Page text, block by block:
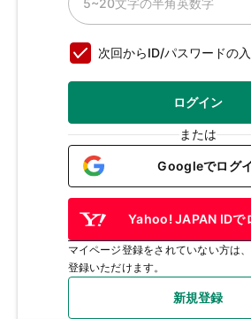
次回からID/パスワードの
ログイン
または
Googleでログ
Yahoo! JAPAN IDで
マイページ登録をされていない方は
登録いただけます。
新規登録